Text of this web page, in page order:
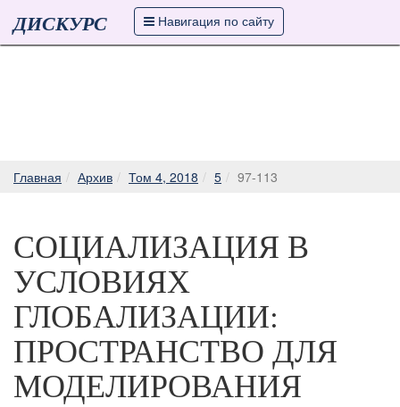
ДИСКУРС Навигация по сайту
Главная Архив Том 4, 2018 5 97-113
СОЦИАЛИЗАЦИЯ В
УСЛОВИЯХ
ГЛОБАЛИЗАЦИИ:
ПРОСТРАНСТВО ДЛЯ
МОДЕЛИРОВАНИЯ